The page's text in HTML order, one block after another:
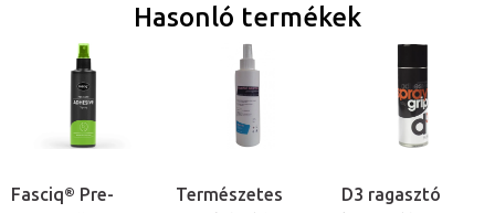
Hasonló termékek
Fasciq® Pre-
Természetes
D3 ragasztó